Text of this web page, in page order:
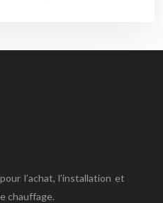
l’achat, l’installation et
chauffage.